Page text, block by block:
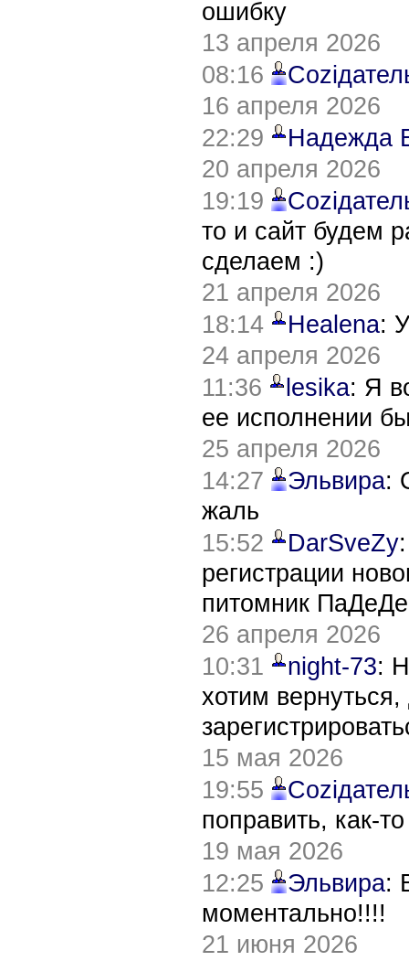
ошибку
13 апреля 2026
08:16
16 апреля 2026
22:29
Надежда
20 апреля 2026
19:19
то и сайт будем
сделаем :)
21 апреля 2026
18:14
Healena:
24 апреля 2026
11:36
lesika: Я
ее исполнении
25 апреля 2026
14:27
Эльвира:
жаль
15:52
DarSveZy
регистрации
питомник
26 апреля 2026
10:31
night-73:
хотим
15 мая 2026
19:55
поправить, как-
19 мая 2026
12:25
Эльвира:
моментально!!!!
21 июня 2026